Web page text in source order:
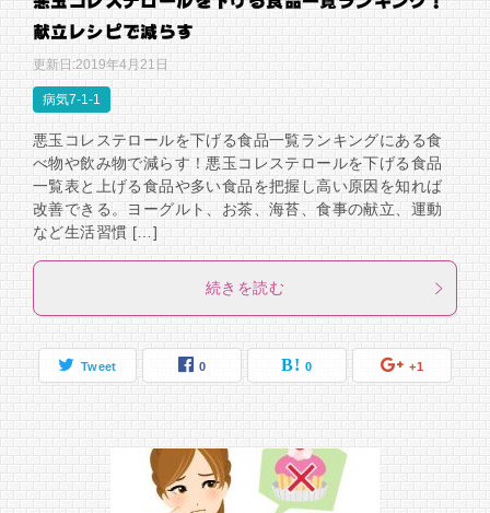
献立レシピで減らす
更新日:2019年4月21日
病気7-1-1
悪玉コレステロールを下げる食品一覧ランキングにある食
べ物や飲み物で減らす！悪玉コレステロールを下げる食品
一覧表と上げる食品や多い食品を把握し高い原因を知れば
改善できる。ヨーグルト、お茶、海苔、食事の献立、運動
など生活習慣 […]
続きを読む
Tweet 0 0 +1